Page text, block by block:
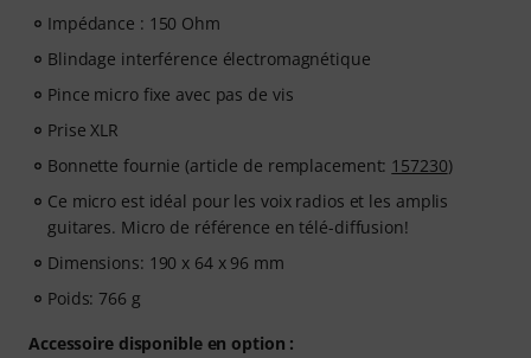
Impédance : 150 Ohm
Blindage interférence électromagnétique
Pince micro fixe avec pas de vis
Prise XLR
Bonnette fournie (article de remplacement: 157230)
Ce micro est idéal pour les voix radios et les amplis
guitares. Micro de référence en télé-diffusion!
Dimensions: 190 x 64 x 96 mm
Poids: 766 g
Accessoire disponible en option :